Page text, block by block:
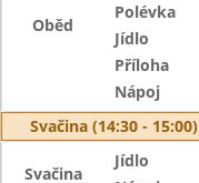
Oběd
Polévka
Jídlo
Příloha
Nápoj
Svačina (14:30 - 15:00)
Svačina
Jídlo